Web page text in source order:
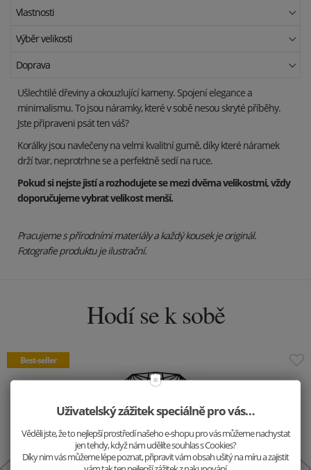
Vlastnosti
Výběr velikosti
Doprava
Ušlechtilé dřeviny a okouzlující kameny. Spojení elegance a
minimalismu. To jsou náramky, které v sobě nesou skryté příběhy.
Jste připraveni psát ten váš?
Korálky jsou navlečeny na velmi kvalitní gumě, díky které náramek
drží tvar, neprotrhne se a perfektně sedí na ruce.
Pokud si nejste jistí a rozhodujete se mezi dvěma velikostmi, vždy
doporučujeme vybrat velikost menší.
Pracujeme s přírodními materiály a každý kousek je originál.
Fotografie produktu je ilustrační.
Hodí se k sobě
Uživatelský zážitek speciálně pro vás…
Věděli jste, že to nejlepší prostředí našeho e-shopu pro vás můžeme nachystat
jen tehdy, když nám udělíte souhlas s Cookies?
Díky nim vás můžeme lépe poznat, připravit vám obsah ušitý na míru a zajistit